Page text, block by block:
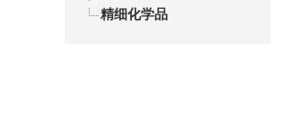
精细化学品